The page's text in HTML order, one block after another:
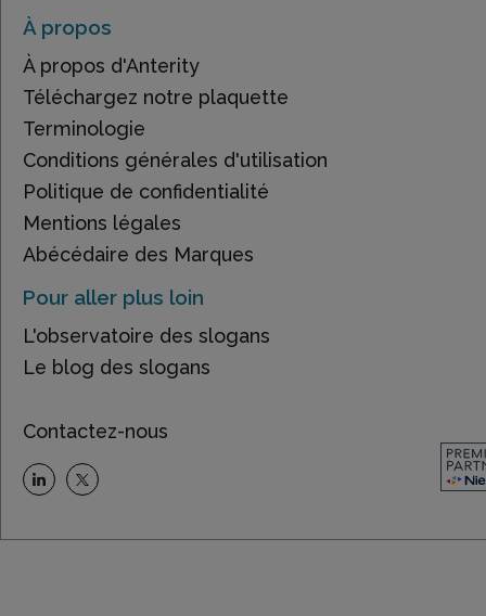
À propos
À propos d'Anterity
Téléchargez notre plaquette
Terminologie
Conditions générales d'utilisation
Politique de confidentialité
Mentions légales
Abécédaire des Marques
Pour aller plus loin
L'observatoire des slogans
Le blog des slogans
Contactez-nous